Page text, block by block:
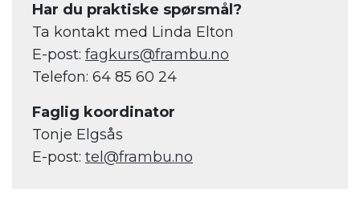
Har du praktiske spørsmål?
Ta kontakt med Linda Elton
E-post: fagkurs@frambu.no
Telefon: 64 85 60 24
Faglig koordinator
Tonje Elgsås
E-post: tel@frambu.no